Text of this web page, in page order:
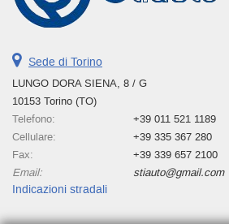
Sede di Torino
LUNGO DORA SIENA, 8 / G
10153 Torino (TO)
Telefono:
+39 011 521 1189
Cellulare:
+39 335 367 280
Fax:
+39 339 657 2100
Email:
stiauto@gmail.com
Indicazioni stradali